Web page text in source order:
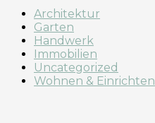
Architektur
Garten
Handwerk
Immobilien
Uncategorized
Wohnen & Einrichten